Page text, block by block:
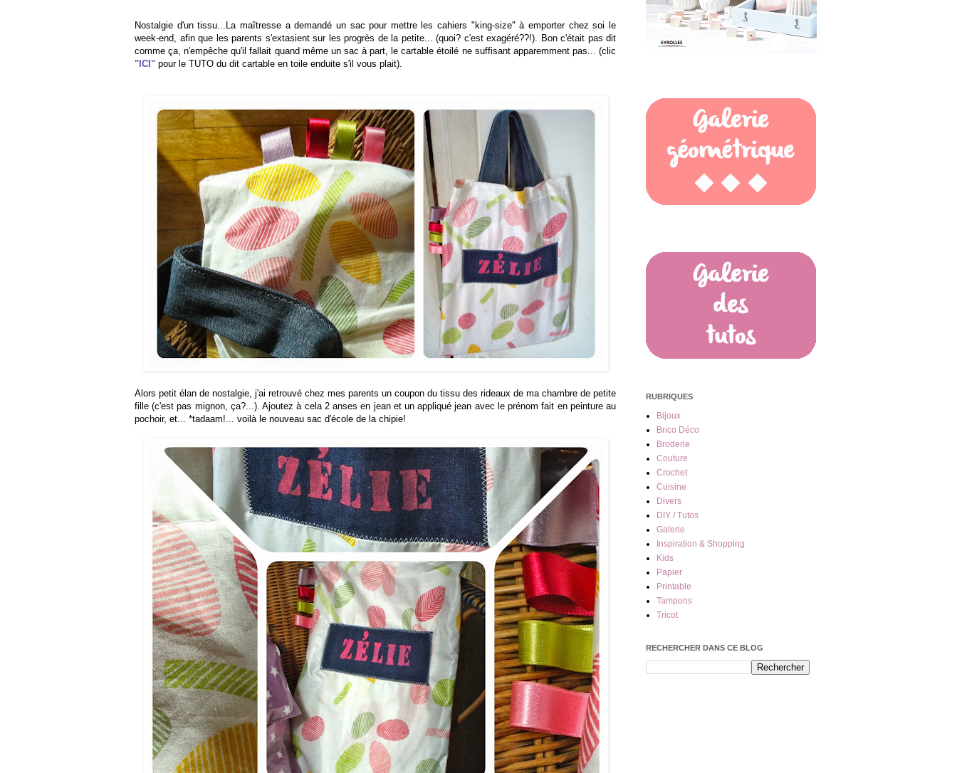
Nostalgie d'un tissu...La maîtresse a demandé un sac pour mettre les cahiers "king-size" à emporter chez soi le
week-end, afin que les parents s'extasient sur les progrès de la petite... (quoi? c'est exagéré??!). Bon c'était pas dit
comme ça, n'empêche qu'il fallait quand même un sac à part, le cartable étoilé ne suffisant apparemment pas...
(clic
"ICI" pour le TUTO du dit cartable en toile enduite s'il vous plait).
Alors petit élan de nostalgie, j'ai retrouvé chez mes parents un coupon du tissu des rideaux de ma chambre de petite
fille (c'est pas mignon, ça?...). Ajoutez à cela 2 anses en jean et un appliqué jean avec le prénom fait en peinture au
pochoir, et... *tadaam!... voilà le nouveau sac d'école de la chipie!
RUBRIQUES
Bijoux
Brico Déco
Broderie
Couture
Crochet
Cuisine
Divers
DIY / Tutos
Galerie
Inspiration & Shopping
Kids
Papier
Printable
Tampons
Tricot
RECHERCHER DANS CE BLOG